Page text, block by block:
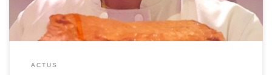
ACTUS